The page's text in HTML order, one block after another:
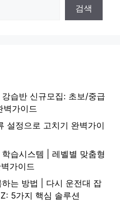
검색
습반 신규모집: 초보/중급
벽가이드
설정으로 고치기 완벽가이
습시스템 | 레벨별 맞춤형
가이드
는 방법 | 다시 운전대 잡
5가지 핵심 솔루션